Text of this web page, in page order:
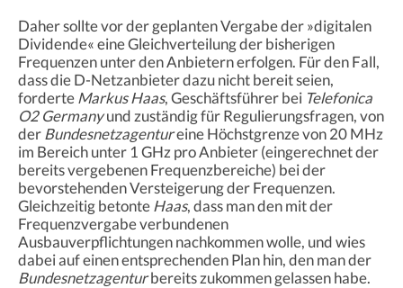
Daher sollte vor der geplanten Vergabe der »digitalen
Dividende« eine Gleichverteilung der bisherigen
Frequenzen unter den Anbietern erfolgen. Für den Fall,
dass die D-Netzanbieter dazu nicht bereit seien,
forderteMarkus Haas, Geschäftsführer bei Telefonica
O2 Germanyund zuständig für Regulierungsfragen, von
derBundesnetzagentureine Höchstgrenze von 20 MHz
im Bereich unter 1 GHz pro Anbieter (eingerechnet der
bereits vergebenen Frequenzbereiche) bei der
bevorstehenden Versteigerung der Frequenzen.
Gleichzeitig betonteHaas, dass man den mit der
Frequenzvergabe verbundenen
Ausbauverpflichtungen nachkommen wolle, und wies
dabei auf einen entsprechenden Plan hin, den man der
Bundesnetzagenturbereits zukommen gelassen habe.